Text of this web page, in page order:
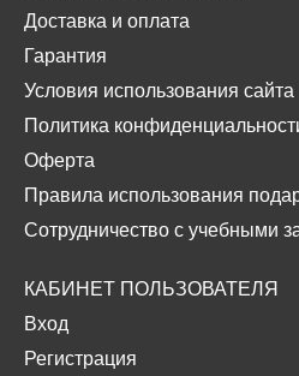
Доставка и оплата
Гарантия
Условия использования сайта
Политика
Оферта
Правила использования
Сотрудничество с учебными
КАБИНЕТ ПОЛЬЗОВАТЕЛЯ
Вход
Регистрация